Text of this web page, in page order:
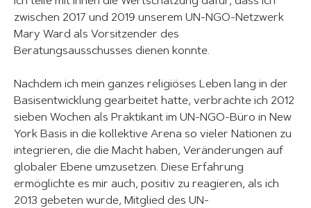
zwischen 2017 und 2019 unserem UN-NGO-Netzwerk
Mary Ward als Vorsitzender des
Beratungsausschusses dienen konnte.
Nachdem ich mein ganzes religiöses Leben lang in der
Basisentwicklung gearbeitet hatte, verbrachte ich 2012
sieben Wochen als Praktikant im UN-NGO-Büro in New
York Basis in die kollektive Arena so vieler Nationen zu
integrieren, die die Macht haben, Veränderungen auf
globaler Ebene umzusetzen. Diese Erfahrung
ermöglichte es mir auch, positiv zu reagieren, als ich
2013 gebeten wurde, Mitglied des UN-